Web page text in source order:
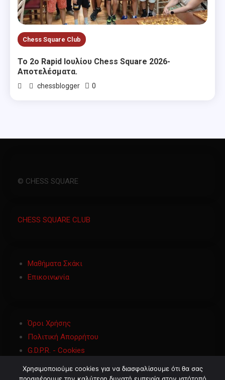
Chess Square Club
Το 2ο Rapid Ιουλίου Chess Square 2026-
Αποτελέσματα.
chessblogger 0
© CHESS SQUARE
CHESS SQUARE CLUB
Μαθήματα Σκάκι
Επικοινωνία
Όροι Χρήσης
Πολιτική Απορρήτου
G.D.P.R. - Cookies
Χρησιμοποιούμε cookies για να διασφαλίσουμε ότι θα σας